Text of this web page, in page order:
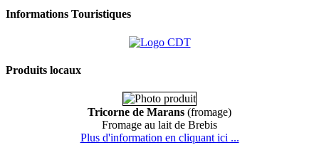
Informations Touristiques
Produits locaux
Tricorne de Marans (fromage)
Fromage au lait de Brebis
Plus d'information en cliquant ici ...